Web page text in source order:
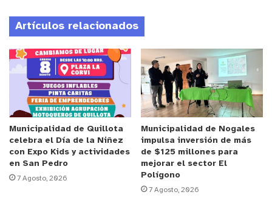
vecino que prestó un camión con una cuerda, para
poder sacar el móvil, que quedó atrapado entre las
piedras y el lodo del lecho del cauce, en un exitoso
procedimiento que contó con la colaboración de
todos los asistentes.
Venezolanos en la Plaza de Armas
A eso de las 18:00 horas de ayer domingo llegaron
decenas de ciudadanos venezolanas, en una
manifestación autoconvocada que se extendió
hasta pasada la medianoche a la espera de los
Artículos relacionados
Municipalidad de Quillota
celebra el Día de la Niñez
con Expo Kids y actividades
en San Pedro
7 Agosto, 2026
Municipalidad de Nogales
impulsa inversión de más
de $125 millones para
mejorar el sector El
Polígono
7 Agosto, 2026